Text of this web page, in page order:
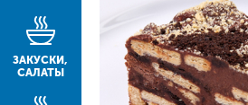
ЗАКУСКИ,
САЛАТЫ